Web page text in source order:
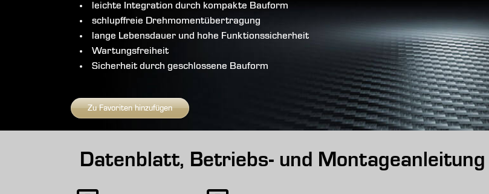
leichte Integration durch kompakte Bauform
schlupffreie Drehmomentübertragung
lange Lebensdauer und hohe Funktionssicherheit
Wartungsfreiheit
Sicherheit durch geschlossene Bauform
Zu Favoriten hinzufügen
Datenblatt, Betriebs- und Montageanleitung